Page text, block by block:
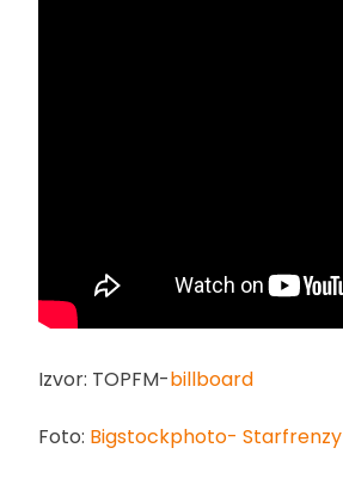
Izvor: TOPFM-billboard
Foto: Bigstockphoto- Starfrenzy